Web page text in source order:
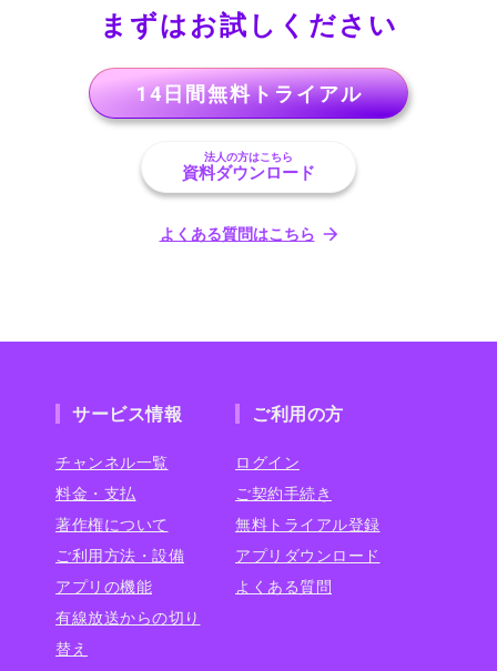
まずはお試しください
14日間無料トライアル
法人の方はこちら
資料ダウンロード
よくある質問はこちら
サービス情報
チャンネル一覧
料金・支払
著作権について
ご利用方法・設備
アプリの機能
有線放送からの切り
替え
ご利用の方
ログイン
ご契約手続き
無料トライアル登録
アプリダウンロード
よくある質問